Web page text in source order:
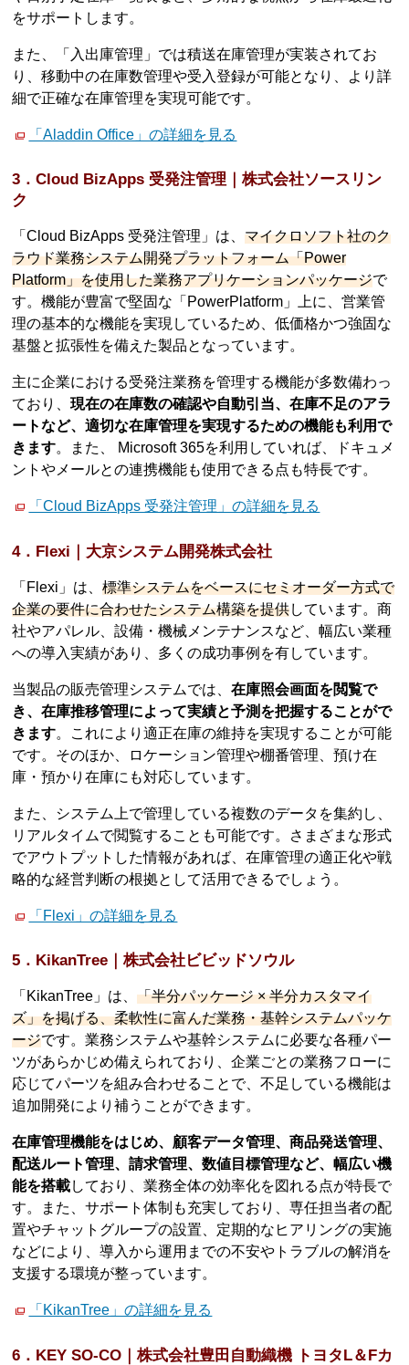
をサポートします。
また、「入出庫管理」では積送在庫管理が実装されてお
り、移動中の在庫数管理や受入登録が可能となり、より詳
細で正確な在庫管理を実現可能です。
「Aladdin Office」の詳細を見る
3．Cloud BizApps 受発注管理｜株式会社ソースリン
ク
「Cloud BizApps 受発注管理」は、マイクロソフト社のク
ラウド業務システム開発プラットフォーム「Power
Platform」を使用した業務アプリケーションパッケージで
す。機能が豊富で堅固な「PowerPlatform」上に、営業管
理の基本的な機能を実現しているため、低価格かつ強固な
基盤と拡張性を備えた製品となっています。
主に企業における受発注業務を管理する機能が多数備わっ
ており、現在の在庫数の確認や自動引当、在庫不足のアラ
ートなど、適切な在庫管理を実現するための機能も利用で
きます。また、 Microsoft 365を利用していれば、ドキュメ
ントやメールとの連携機能も使用できる点も特長です。
「Cloud BizApps 受発注管理」の詳細を見る
4．Flexi｜大京システム開発株式会社
「Flexi」は、標準システムをベースにセミオーダー方式で
企業の要件に合わせたシステム構築を提供しています。商
社やアパレル、設備・機械メンテナンスなど、幅広い業種
への導入実績があり、多くの成功事例を有しています。
当製品の販売管理システムでは、在庫照会画面を閲覧で
き、在庫推移管理によって実績と予測を把握することがで
きます。これにより適正在庫の維持を実現することが可能
です。そのほか、ロケーション管理や棚番管理、預け在
庫・預かり在庫にも対応しています。
また、システム上で管理している複数のデータを集約し、
リアルタイムで閲覧することも可能です。さまざまな形式
でアウトプットした情報があれば、在庫管理の適正化や戦
略的な経営判断の根拠として活用できるでしょう。
「Flexi」の詳細を見る
5．KikanTree｜株式会社ビビッドソウル
「KikanTree」は、「半分パッケージ × 半分カスタマイ
ズ」を掲げる、柔軟性に富んだ業務・基幹システムパッケ
ージです。業務システムや基幹システムに必要な各種パー
ツがあらかじめ備えられており、企業ごとの業務フローに
応じてパーツを組み合わせることで、不足している機能は
追加開発により補うことができます。
在庫管理機能をはじめ、顧客データ管理、商品発送管理、
配送ルート管理、請求管理、数値目標管理など、幅広い機
能を搭載しており、業務全体の効率化を図れる点が特長で
す。また、サポート体制も充実しており、専任担当者の配
置やチャットグループの設置、定期的なヒアリングの実施
などにより、導入から運用までの不安やトラブルの解消を
支援する環境が整っています。
「KikanTree」の詳細を見る
6．KEY SO-CO｜株式会社豊田自動織機 トヨタL＆Fカ